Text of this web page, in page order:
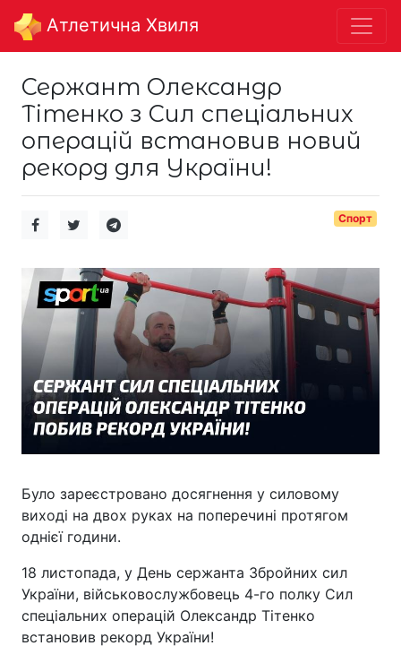
Aтлетична Хвиля
Сержант Олександр
Тітенко з Сил спеціальних
операцій встановив новий
рекорд для України!
Спорт
Було зареєстровано досягнення у силовому
виході на двох руках на поперечині протягом
однієї години.
18 листопада, у День сержанта Збройних сил
України, військовослужбовець 4-го полку Сил
спеціальних операцій Олександр Тітенко
встановив рекорд України!